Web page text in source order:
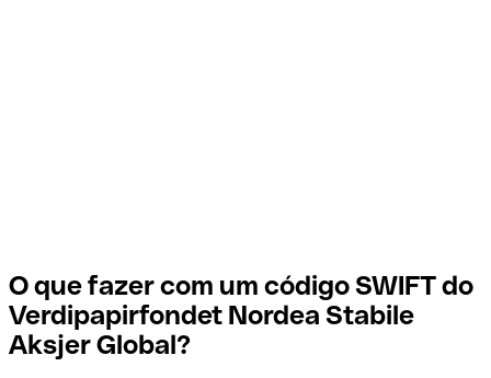
O que fazer com um código SWIFT do
Verdipapirfondet Nordea Stabile
Aksjer Global?